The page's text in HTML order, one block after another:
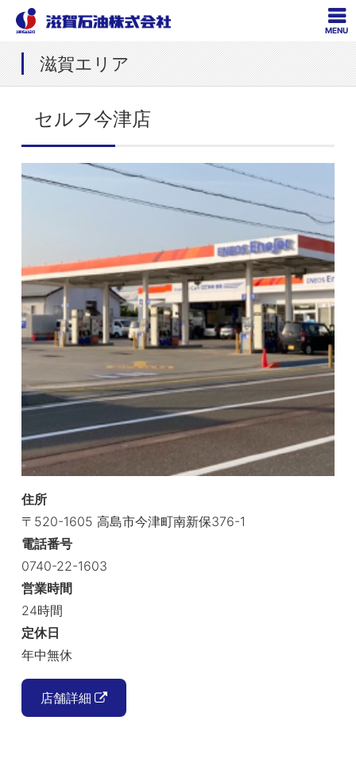
MENU
滋賀エリア
セルフ今津店
住所
〒520-1605 高島市今津町南新保376-1
電話番号
0740-22-1603
営業時間
24時間
定休日
年中無休
店舗詳細